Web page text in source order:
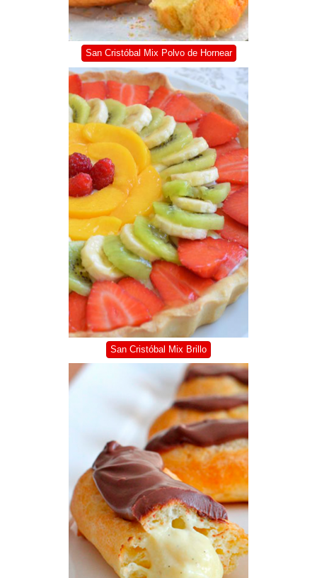
San Cristóbal Mix Polvo de Hornear
San Cristóbal Mix Brillo